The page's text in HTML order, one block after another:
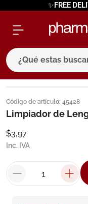
✨FREE
¿Qué estas buscando?
Código de artículo: 45428
Limpiador de
$3,97
Inc. IVA
términos más
1. eucerin
2
3.
5. cerave